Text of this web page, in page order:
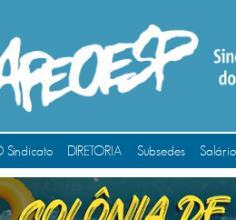
Sindicato DIRETORIA Subsedes